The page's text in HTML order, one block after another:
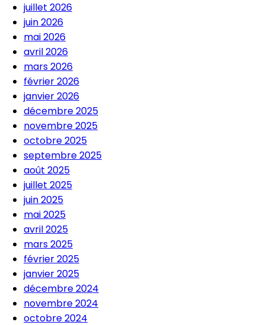
juillet 2026
juin 2026
mai 2026
avril 2026
mars 2026
février 2026
janvier 2026
décembre 2025
novembre 2025
octobre 2025
septembre 2025
août 2025
juillet 2025
juin 2025
mai 2025
avril 2025
mars 2025
février 2025
janvier 2025
décembre 2024
novembre 2024
octobre 2024